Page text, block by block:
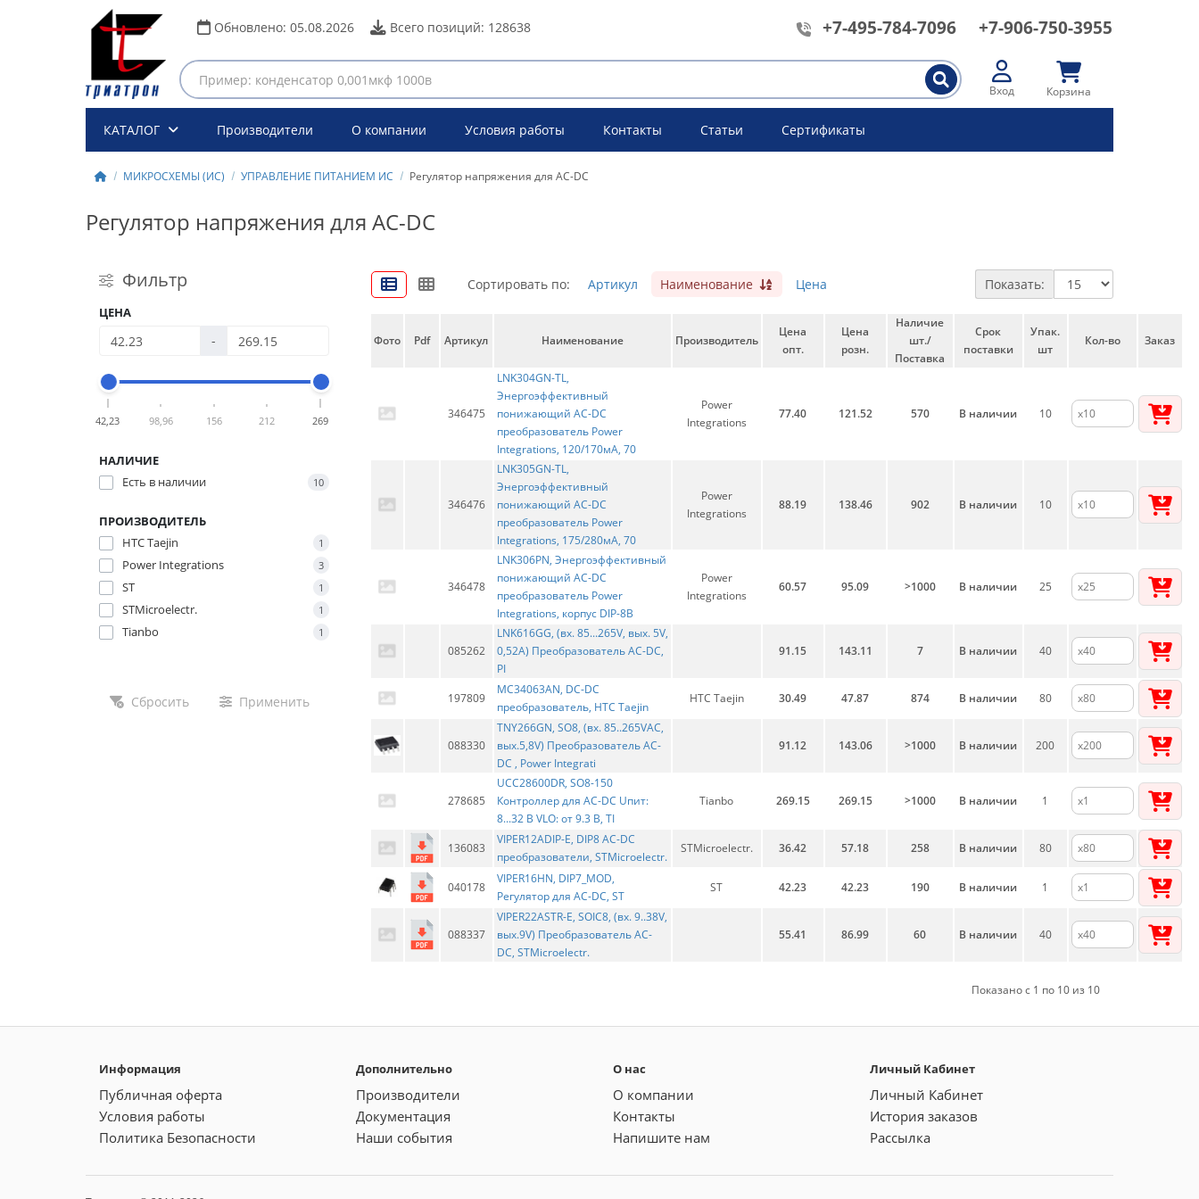
Обновлено: 05.08.2026 Всего позиций: 128638 +7-495-784-7096 +7-906-750-3955
Вход Корзина
КАТАЛОГ Производители О компании Условия работы Контакты Статьи Сертификаты
МИКРОСХЕМЫ (ИС) УПРАВЛЕНИЕ ПИТАНИЕМ ИС Регулятор напряжения для AC-DC
Регулятор напряжения для AC-DC
Фильтр
ЦЕНА
-
42,23 98,96 156 212 269
НАЛИЧИЕ
Есть в наличии
10
ПРОИЗВОДИТЕЛЬ
HTC Taejin
1
Power Integrations 3
ST 1
STMicroelectr. 1
Tianbo 1
Сбросить Применить
Сортировать по: Артикул Наименование Цена Показать:
Фото Pdf Артикул Наименование Производитель
Цена
опт.
Цена
розн.
Наличие
шт./
Поставка
Срок
поставки
Упак.
шт
Кол-во Заказ
346475
LNK304GN-TL,
Энергоэффективный
понижающий AC-DC
преобразователь Power
Integrations, 120/170мА, 70
Power
Integrations
77.40 121.52 570 В наличии 10
346476
LNK305GN-TL,
Энергоэффективный
понижающий AC-DC
преобразователь Power
Integrations, 175/280мА, 70
Power
Integrations
88.19 138.46 902 В наличии 10
346478
LNK306PN, Энергоэффективный
понижающий AC-DC
преобразователь Power
Integrations, корпус DIP-8B
Power
Integrations
60.57 95.09 >1000 В наличии 25
085262
LNK616GG, (вх. 85...265V, вых. 5V,
0,52A) Преобразователь АС-DС,
PI
91.15 143.11 7 В наличии 40
197809
MC34063AN, DC-DC
преобразователь, HTC Taejin
HTC Taejin 30.49 47.87 874 В наличии 80
088330
TNY266GN, SO8, (вх. 85..265VAC,
вых.5,8V) Преобразователь АС-
DС , Power Integrati
91.12 143.06 >1000 В наличии 200
278685
UCC28600DR, SO8-150
Контроллер для AC-DC Uпит:
8...32 В VLO: от 9.3 В, TI
Tianbo 269.15 269.15 >1000 В наличии 1
136083
VIPER12ADIP-E, DIP8 AC-DC
преобразователи, STMicroelectr.
STMicroelectr. 36.42 57.18 258 В наличии 80
040178
VIPER16HN, DIP7_MOD,
Регулятор для AC-DC, ST
ST 42.23 42.23 190 В наличии 1
088337
VIPER22ASTR-E, SOIC8, (вх. 9..38V,
вых.9V) Преобразователь АС-
DС, STMicroelectr.
55.41 86.99 60 В наличии 40
Показано с 1 по 10 из 10
Информация
Публичная оферта
Условия работы
Политика Безопасности
Дополнительно
Производители
Документация
Наши события
О нас
О компании
Контакты
Напишите нам
Личный Кабинет
Личный Кабинет
История заказов
Рассылка